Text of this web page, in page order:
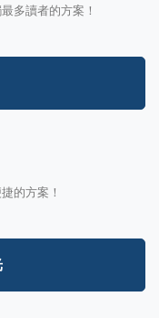
多讀者的方案！
的方案！